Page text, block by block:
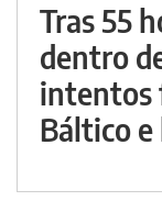
Tras 55
dentro
intentos
Báltico